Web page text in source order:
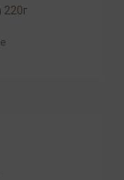
220г